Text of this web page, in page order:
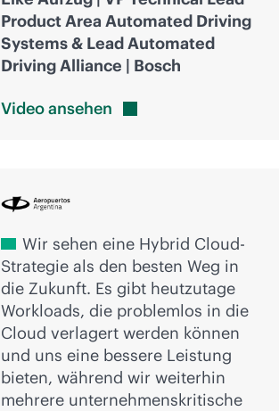
Product Area Automated Driving
Systems & Lead Automated
Driving Alliance | Bosch
Videoansehen
Wir sehen eine Hybrid Cloud-
Strategie als den besten Weg in
die Zukunft. Es gibt heutzutage
Workloads, die problemlos in die
Cloud verlagert werden können
und uns eine bessere Leistung
bieten, während wir weiterhin
mehrere unternehmenskritische